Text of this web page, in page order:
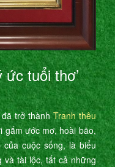
ức tuổi thơ’
trở thànhTranh thêu
gắm ước mơ, hoài bão,
cuộc sống, là biểu
và tài lộc, tất cả những